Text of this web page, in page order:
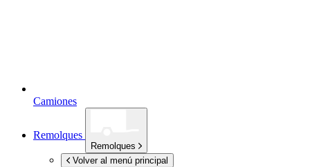
Camiones
Remolques
Remolques
Volver al menú principal